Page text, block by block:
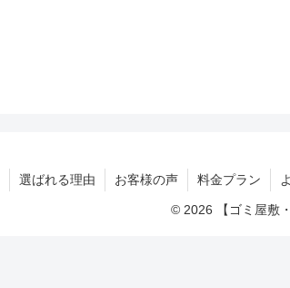
選ばれる理由 お客様の声 料金プラン
© 2026 【ゴミ屋敷